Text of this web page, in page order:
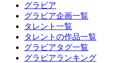
グラビア
グラビア企画一覧
タレント一覧
タレントの作品一覧
グラビアタグ一覧
グラビアランキング